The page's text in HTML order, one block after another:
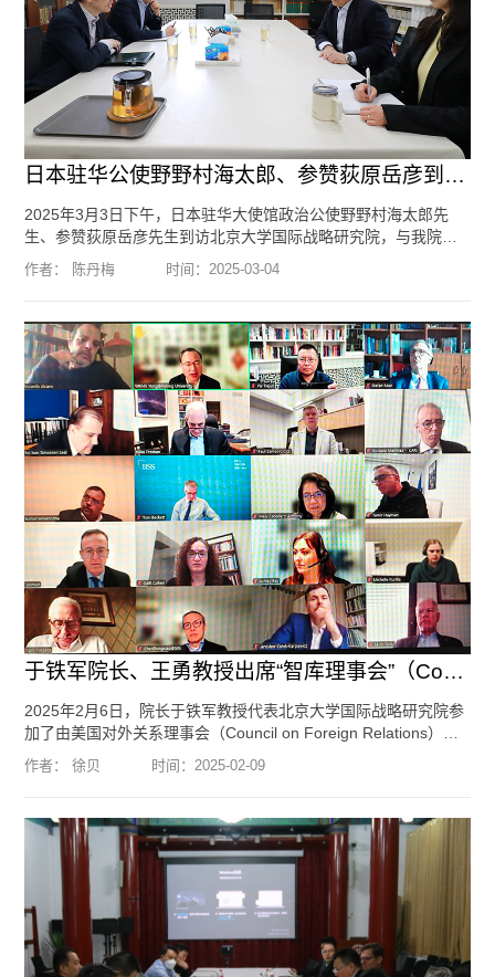
日本驻华公使野野村海太郎、参赞荻原岳彦到访北京大学国际战略研究院
2025年3月3日下午，日本驻华大使馆政治公使野野村海太郎先
生、参赞荻原岳彦先生到访北京大学国际战略研究院，与我院院
长于铁军教授围绕中日关系、国际形势等议题进行了交流。野野
村公使和荻原参赞表示，石破茂首相上任以来，日中关系总体上
授表示，中方重视发展中日关系，期待两国进一步加强高层往来
和民间交流。国际战略研究院研究助理陈丹梅参加了会见。编
辑：李方...
[阅读全文]
作者： 陈丹梅 时间： 2025-03-04
于铁军院长、王勇教授出席“智库理事会”（Council of Councils）第...
2025年2月6日，院长于铁军教授代表北京大学国际战略研究院参
加了由美国对外关系理事会（Council on Foreign Relations）主
办的“智库理事会”（Council of Councils）第十一届线上会议。北
京大学国际关系学院教授、北京大学美国研究中心主任、北京大
24个国家的27家智库参加本次会议。出席会议的中国智库是北京
大学国际战略研究院与上海国际问题研究院。会议就特朗普“...
[阅读全文]
作者： 徐贝 时间：2025-02-09